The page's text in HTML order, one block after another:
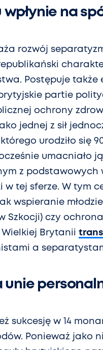
na
rozwój
Postępuje także
partie
ochrony
jednej z sił
urodziło się
umacniało
z podstawowych
w tej sferze. W tym
wspieranie
Szkocji) czy
Brytanii
a
unie
sukcesję w 14
Ponieważ jako